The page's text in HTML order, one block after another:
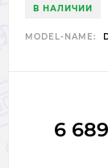
В НАЛИЧИИ
MODEL-NAME:
6 689